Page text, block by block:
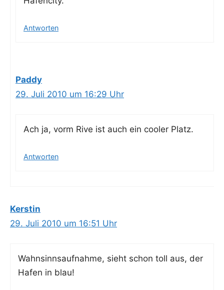
Antworten
Paddy
29. Juli 2010 um 16:29 Uhr
Ach ja, vorm Rive ist auch ein coo­ler Platz.
Antworten
Kerstin
29. Juli 2010 um 16:51 Uhr
Wahn­sinns­auf­nah­me, sieht schon toll aus, der
Hafen in blau!